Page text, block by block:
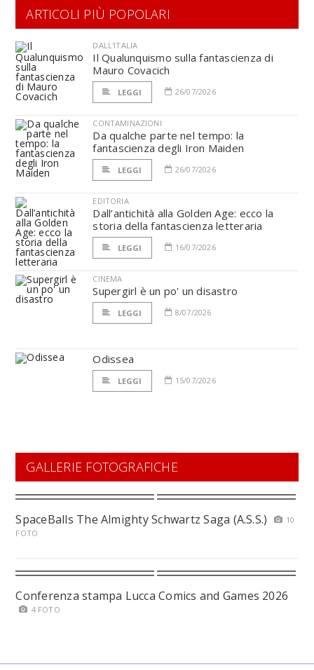
ARTICOLI PIÙ POPOLARI
DALL'ITALIA
Il Qualunquismo sulla fantascienza di
Mauro Covacich
LEGGI 26/07/2026
CONTAMINAZIONI
Da qualche parte nel tempo: la
fantascienza degli Iron Maiden
LEGGI 26/07/2026
EDITORIA
Dall’antichità alla Golden Age: ecco la
storia della fantascienza letteraria
LEGGI 16/07/2026
CINEMA
Supergirl è un po' un disastro
LEGGI 8/07/2026
Odissea
LEGGI 15/07/2026
GALLERIE FOTOGRAFICHE
SpaceBalls The Almighty Schwartz Saga (A.S.S.)
10
FOTO
Conferenza stampa Lucca Comics and Games 2026
4 FOTO